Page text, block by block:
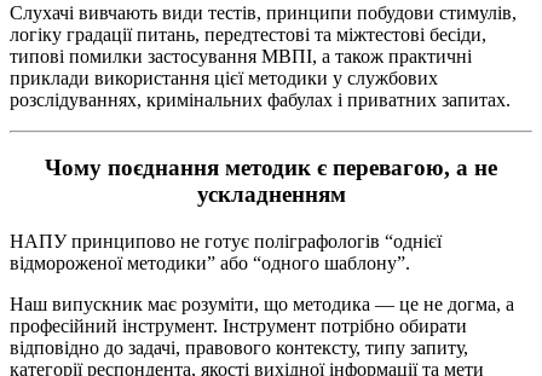
Слухачі вивчають види тестів, принципи побудови стимулів,
логіку градації питань, передтестові та міжтестові бесіди,
типові помилки застосування МВПІ, а також практичні
приклади використання цієї методики у службових
розслідуваннях, кримінальних фабулах і приватних запитах.
Чому поєднання методик є перевагою, а не
ускладненням
НАПУ принципово не готує поліграфологів “однієї
відмороженої методики” або “одного шаблону”.
Наш випускник має розуміти, що методика — це не догма, а
професійний інструмент. Інструмент потрібно обирати
відповідно до задачі, правового контексту, типу запиту,
категорії респондента, якості вихідної інформації та мети